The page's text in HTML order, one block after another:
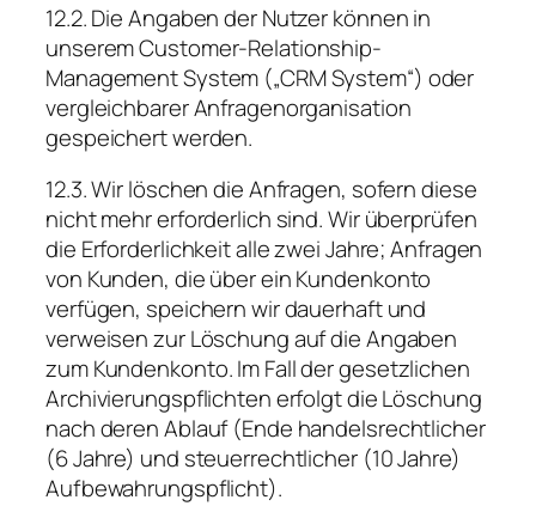
12.2. Die Angaben der Nutzer können in
unserem Customer-Relationship-
Management System („CRM System“) oder
vergleichbarer Anfragenorganisation
gespeichert werden.
12.3. Wir löschen die Anfragen, sofern diese
nicht mehr erforderlich sind. Wir überprüfen
die Erforderlichkeit alle zwei Jahre; Anfragen
von Kunden, die über ein Kundenkonto
verfügen, speichern wir dauerhaft und
verweisen zur Löschung auf die Angaben
zum Kundenkonto. Im Fall der gesetzlichen
Archivierungspflichten erfolgt die Löschung
nach deren Ablauf (Ende handelsrechtlicher
(6 Jahre) und steuerrechtlicher (10 Jahre)
Aufbewahrungspflicht).